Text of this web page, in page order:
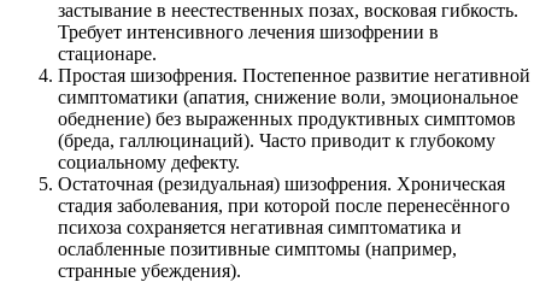
застывание в неестественных позах, восковая гибкость.
Требует интенсивного лечения шизофрении в
стационаре.
Простая шизофрения. Постепенное развитие негативной
симптоматики (апатия, снижение воли, эмоциональное
обеднение) без выраженных продуктивных симптомов
(бреда, галлюцинаций). Часто приводит к глубокому
социальному дефекту.
Остаточная (резидуальная) шизофрения. Хроническая
стадия заболевания, при которой после перенесённого
психоза сохраняется негативная симптоматика и
ослабленные позитивные симптомы (например,
странные убеждения).